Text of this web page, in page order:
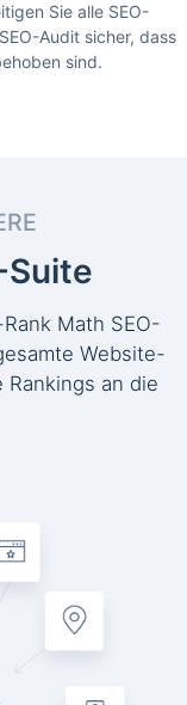
Sie alle SEO-
Audit sicher, dass
sind.
Suite
Math SEO-
Website-
Rankings an die